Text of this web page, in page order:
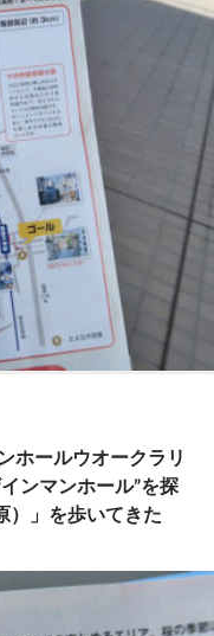
ホールウオークラリ
ンマンホール”を探
）」を歩いてきた